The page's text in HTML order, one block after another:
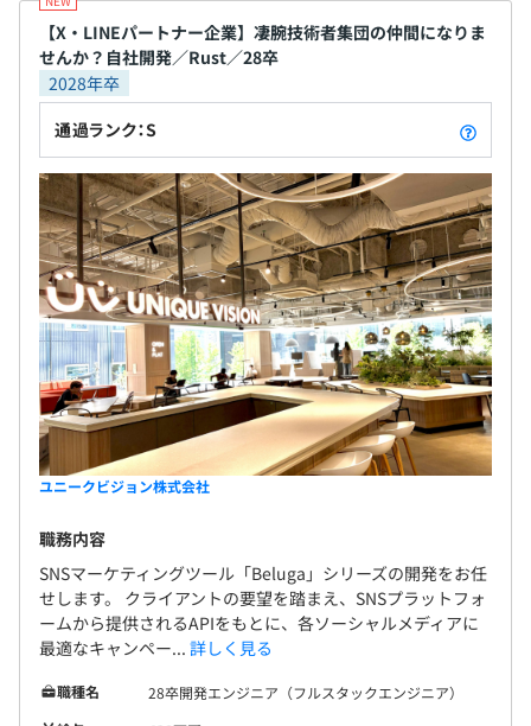
BigQuery、Amazon Athena、Amazon Kinesis
● OKR：高い目標に向かって会社・チーム・個人が繋が
る目標管理
● 1on1：成長や達成などのプロセスに週単位で伴走
● 個人面談：半期に一度、成果や課題について経営陣・
リーダーと実施
● ダイアログ：全社員で1年間の課題を検討
● 技術賞：CTOが選ぶ、1年でもっとも輝いていたエンジ
ニアに送られる賞
● ワーキング・グループ：会社の技術課題に対してチー
ムを立ち上げる、全社横断的な取り組み
全社79名
無期雇用
有り（入社後3か月間）
試用期間中も待遇に変更はございません。
【X・LINEパートナー企業】凄腕技術者集団の仲間になりま
せんか？自社開発／Rust／28卒
2028年卒
通過ランク：S
ユニークビジョン株式会社
職務内容
SNSマーケティングツール「Beluga」シリーズの開発をお任
せします。 クライアントの要望を踏まえ、SNSプラットフォ
ームから提供されるAPIをもとに、各ソーシャルメディアに
最適なキャンペー... 詳しく見る
職種名
28卒開発エンジニア（フルスタックエンジニア）